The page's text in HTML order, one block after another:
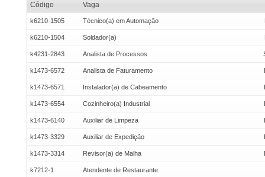
Código Vaga
k6210-1505 Técnico(a) em Automação
k6210-1504 Soldador(a)
k4231-2843 Analista de Processos
k1473-6572 Analista de Faturamento
k1473-6571 Instalador(a) de Cabeamento
k1473-6554 Cozinheiro(a) Industrial
k1473-6140 Auxiliar de Limpeza
k1473-3329 Auxiliar de Expedição
k1473-3314 Revisor(a) de Malha
k7212-1 Atendente de Restaurante